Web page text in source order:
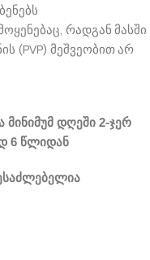
რადგან მასში
(PVP) მეშვეობით არ
მინიმუმ დღეში 2-ჯერ
6 წლიდან